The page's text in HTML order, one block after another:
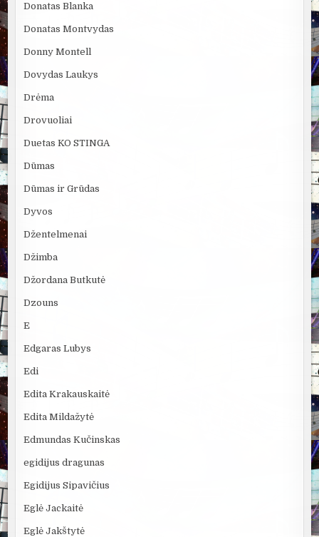
Donatas Blanka
Donatas Montvydas
Donny Montell
Dovydas Laukys
Drėma
Drovuoliai
Duetas KO STINGA
Dūmas
Dūmas ir Grūdas
Dyvos
Džentelmenai
Džimba
Džordana Butkutė
Dzouns
E
Edgaras Lubys
Edi
Edita Krakauskaitė
Edita Mildažytė
Edmundas Kučinskas
egidijus dragunas
Egidijus Sipavičius
Eglė Jackaitė
Eglė Jakštytė